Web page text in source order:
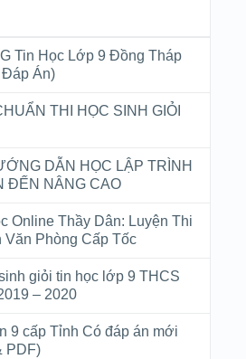
Tin Học Lớp 9 Đồng Tháp
Đáp Án)
THI HỌC SINH GIỎI
DẪN HỌC LẬP TRÌNH
ĐẾN NÂNG CAO
Online Thầy Dân: Luyện Thi
Văn Phòng Cấp Tốc
giỏi tin học lớp 9 THCS
– 2020
9 cấp Tỉnh Có đáp án mới
PDF)